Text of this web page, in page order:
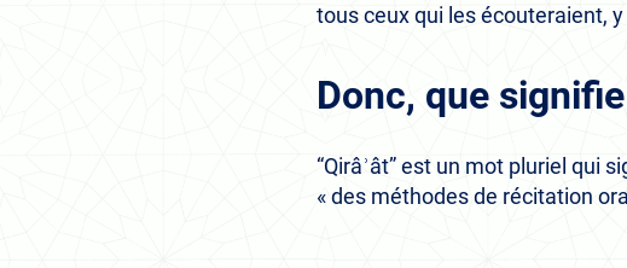
tous ceux qui les écouteraient,
Donc, que
“Qirâʾât” est un mot pluriel qui
« des méthodes de récitation